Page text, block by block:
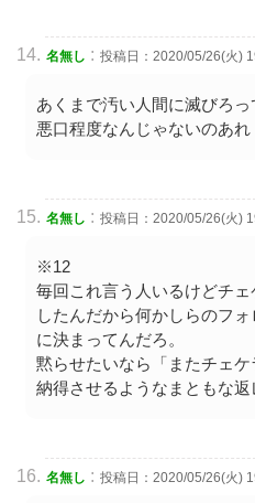
名無し : 投稿日：2020/05/26(火)
あくまで汚い人間に滅びろ
悪口程度なんじゃないのあれ
名無し : 投稿日：2020/05/26(火)
※12
毎回これ言う人いるけどチ
したんだから何かしらのフ
に決まってんだろ。
黙らせたいなら「またチェ
納得させるようなまともな返
名無し : 投稿日：2020/05/26(火)